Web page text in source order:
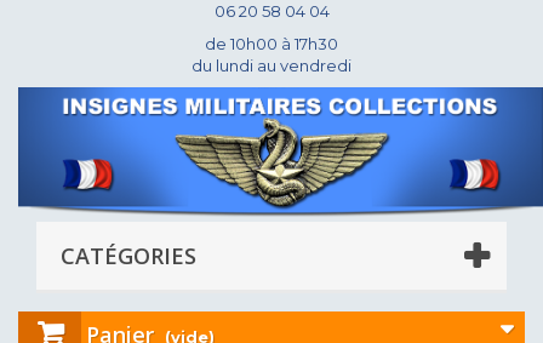
06 20 58 04 04
de 10h00 à 17h30
du lundi au vendredi
CATÉGORIES
Panier (vide)